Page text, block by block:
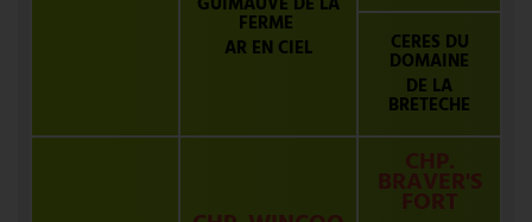
FERME
AR EN CIEL
CERES DU
DOMAINE
DE LA
BRETECHE
CHP.
BRAVER'S
FORT